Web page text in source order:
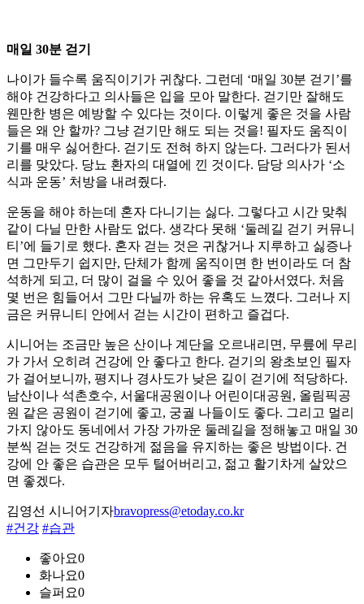
매일 30분 걷기
나이가 들수록 움직이기가 귀찮다. 그런데 ‘매일 30분 걷기’를
해야 건강하다고 의사들은 입을 모아 말한다. 걷기만 잘해도
웬만한 병은 예방할 수 있다는 것이다. 이렇게 좋은 것을 사람
들은 왜 안 할까? 그냥 걷기만 해도 되는 것을! 필자도 움직이
기를 매우 싫어한다. 걷기도 전혀 하지 않는다. 그러다가 된서
리를 맞았다. 당뇨 환자의 대열에 낀 것이다. 담당 의사가 ‘소
식과 운동’ 처방을 내려줬다.
운동을 해야 하는데 혼자 다니기는 싫다. 그렇다고 시간 맞춰
같이 다닐 만한 사람도 없다. 생각다 못해 ‘둘레길 걷기 커뮤니
티’에 들기로 했다. 혼자 걷는 것은 귀찮거나 지루하고 싫증나
면 그만두기 쉽지만, 단체가 함께 움직이면 한 번이라도 더 참
석하게 되고, 더 많이 걸을 수 있어 좋을 것 같아서였다. 처음
몇 번은 힘들어서 그만 다닐까 하는 유혹도 느꼈다. 그러나 지
금은 커뮤니티 안에서 걷는 시간이 편하고 즐겁다.
시니어는 조금만 높은 산이나 계단을 오르내리면, 무릎에 무리
가 가서 오히려 건강에 안 좋다고 한다. 걷기의 왕초보인 필자
가 걸어보니까, 평지나 경사도가 낮은 길이 걷기에 적당하다.
남산이나 석촌호수, 서울대공원이나 어린이대공원, 올림픽공
원 같은 공원이 걷기에 좋고, 궁궐 나들이도 좋다. 그리고 멀리
가지 않아도 동네에서 가장 가까운 둘레길을 정해놓고 매일 30
분씩 걷는 것도 건강하게 젊음을 유지하는 좋은 방법이다. 건
강에 안 좋은 습관은 모두 털어버리고, 젊고 활기차게 살았으
면 좋겠다.
김영선 시니어기자bravopress@etoday.co.kr
#건강 #습관
좋아요0
화나요0
슬퍼요0